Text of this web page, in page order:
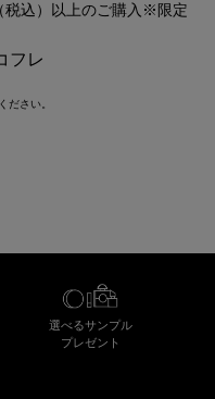
税込）以上のご購入※限定
フレ
ださい。
選べるサンプル
プレゼント